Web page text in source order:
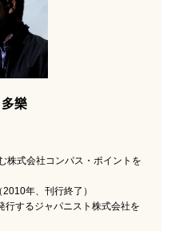
樂
株式会社コンパス・ポイントを
年、刊行終了）
するジャパニスト株式会社を